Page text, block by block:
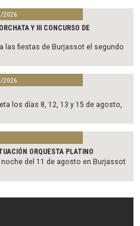
2026
Y III CONCURSO DE
las fiestas de Burjassot el segundo
2026
los días 8, 12, 13 y 15 de agosto,
ORQUESTA PLATINO
del 11 de agosto en Burjassot